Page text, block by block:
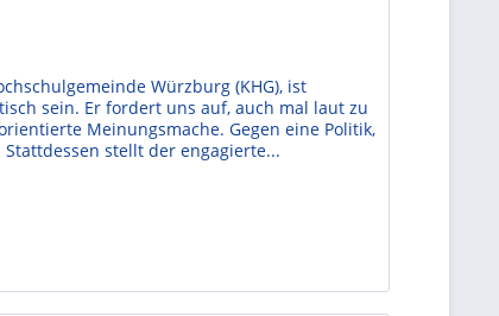
Würzburg (KHG), ist
sein. Er fordert uns auf, auch mal laut zu
Meinungsmache. Gegen eine Politik,
stellt der engagierte...